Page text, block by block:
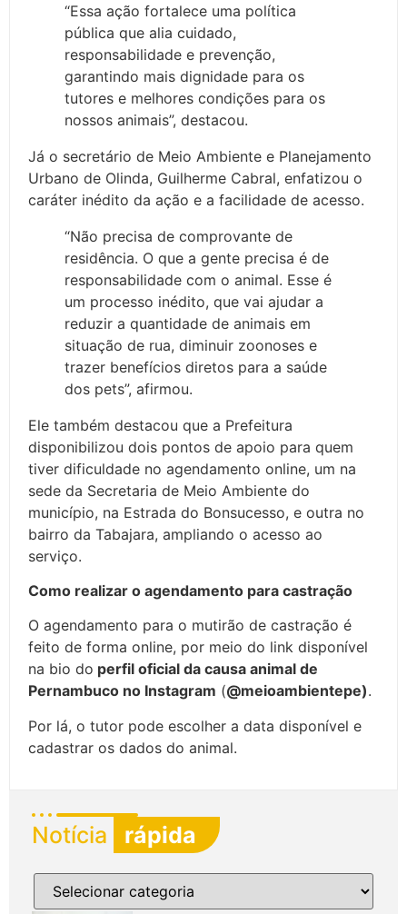
“Essa ação fortalece uma política
pública que alia cuidado,
responsabilidade e prevenção,
garantindo mais dignidade para os
tutores e melhores condições para os
nossos animais”, destacou.
Já o secretário de Meio Ambiente e Planejamento
Urbano de Olinda, Guilherme Cabral, enfatizou o
caráter inédito da ação e a facilidade de acesso.
“Não precisa de comprovante de
residência. O que a gente precisa é de
responsabilidade com o animal. Esse é
um processo inédito, que vai ajudar a
reduzir a quantidade de animais em
situação de rua, diminuir zoonoses e
trazer benefícios diretos para a saúde
dos pets”, afirmou.
Ele também destacou que a Prefeitura
disponibilizou dois pontos de apoio para quem
tiver dificuldade no agendamento online, um na
sede da Secretaria de Meio Ambiente do
município, na Estrada do Bonsucesso, e outra no
bairro da Tabajara, ampliando o acesso ao
serviço.
Como realizar o agendamento para castração
O agendamento para o mutirão de castração é
feito de forma online, por meio do link disponível
na bio do perfil oficial da causa animal de
Pernambuco no Instagram (@meioambientepe).
Por lá, o tutor pode escolher a data disponível e
cadastrar os dados do animal.
Notícia rápida